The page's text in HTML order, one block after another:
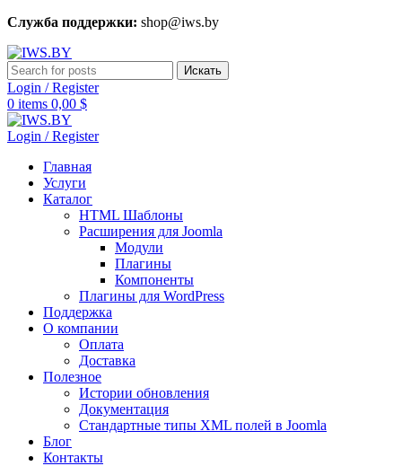
Служба поддержки: shop@iws.by
Искать
Login / Register
0 items 0,00 $
Login / Register
Главная
Услуги
Каталог
HTML Шаблоны
Расширения для Joomla
Модули
Плагины
Компоненты
Плагины для WordPress
Поддержка
О компании
Оплата
Доставка
Полезное
Истории обновления
Документация
Стандартные типы XML полей в Joomla
Блог
Контакты